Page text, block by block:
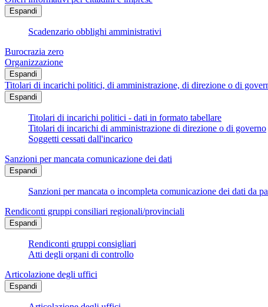
Espandi
Scadenzario obblighi amministrativi
Burocrazia zero
Organizzazione
Espandi
Titolari di incarichi politici, di amministrazione, di direzione o di
Espandi
Titolari di incarichi politici - dati in formato tabellare
Titolari di incarichi di amministrazione di direzione o di governo
Soggetti cessati dall'incarico
Sanzioni per mancata comunicazione dei dati
Espandi
Sanzioni per mancata o incompleta comunicazione dei dati da
Rendiconti gruppi consiliari regionali/provinciali
Espandi
Rendiconti gruppi consigliari
Atti degli organi di controllo
Articolazione degli uffici
Espandi